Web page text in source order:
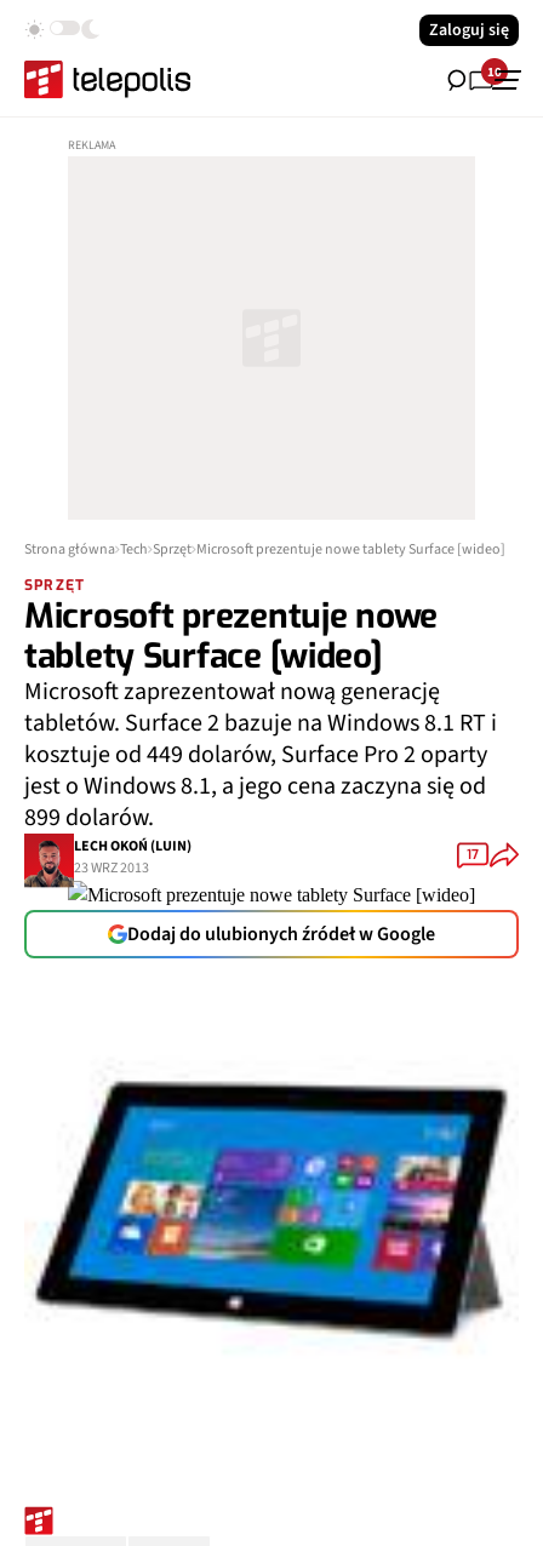
Zaloguj się
10
Strona główna Tech Sprzęt Microsoft prezentuje nowe tablety Surface [wideo]
SPRZĘT
Microsoft prezentuje nowe
tablety Surface [wideo]
Microsoft zaprezentował nową generację
tabletów. Surface 2 bazuje na Windows 8.1 RT i
kosztuje od 449 dolarów, Surface Pro 2 oparty
jest o Windows 8.1, a jego cena zaczyna się od
899 dolarów.
LECH OKOŃ (LUIN)
23 WRZ 2013
17
Dodaj do ulubionych źródeł w Google